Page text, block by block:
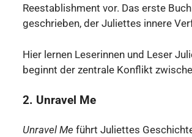
Reestablishment vor. Das erste
geschrieben, der Juliettes innere
Hier lernen Leserinnen und Leser
beginnt der zentrale Konflikt
2. Unravel Me
Unravel Me führt Juliettes